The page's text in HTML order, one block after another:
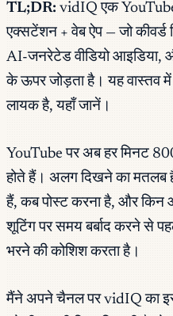
TL;DR: vidIQ एक
एक्सटेंशन + वेब ऐप — जो कीवर्ड
AI-जनरेटेड वीडियो
के ऊपर जोड़ता है। यह वास्तव
लायक है, यहाँ जानें।
YouTube पर अब हर मिनट
होते हैं। अलग दिखने का मतलब
हैं, कब पोस्ट करना है, और किन
शूटिंग पर समय बर्बाद करने से
भरने की कोशिश करता है।
मैंने अपने चैनल पर vidIQ का